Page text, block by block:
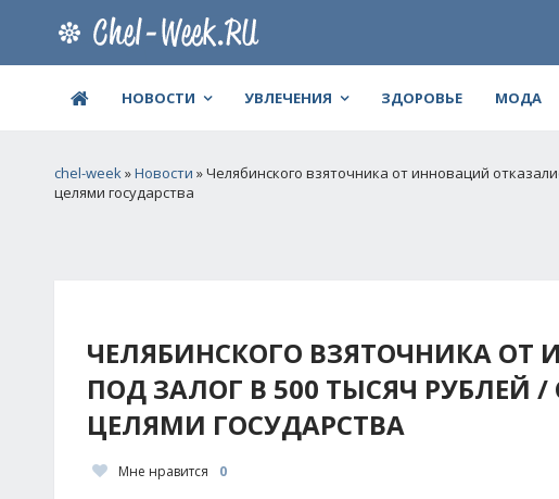
НОВОСТИ УВЛЕЧЕНИЯ ЗДОРОВЬЕ МОДА
chel-week»Новости » Челябинского взяточника от инноваций
целями государства
ЧЕЛЯБИНСКОГО ВЗЯТОЧНИКА ОТ
ПОД ЗАЛОГ В 500 ТЫСЯЧ РУБЛЕЙ
ЦЕЛЯМИ ГОСУДАРСТВА
Мне нравится 0